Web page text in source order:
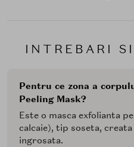
INTREBARI
Pentru ce zona a
Peeling Mask?
Este o masca exfolianta
calcaie), tip soseta,
ingrosata.